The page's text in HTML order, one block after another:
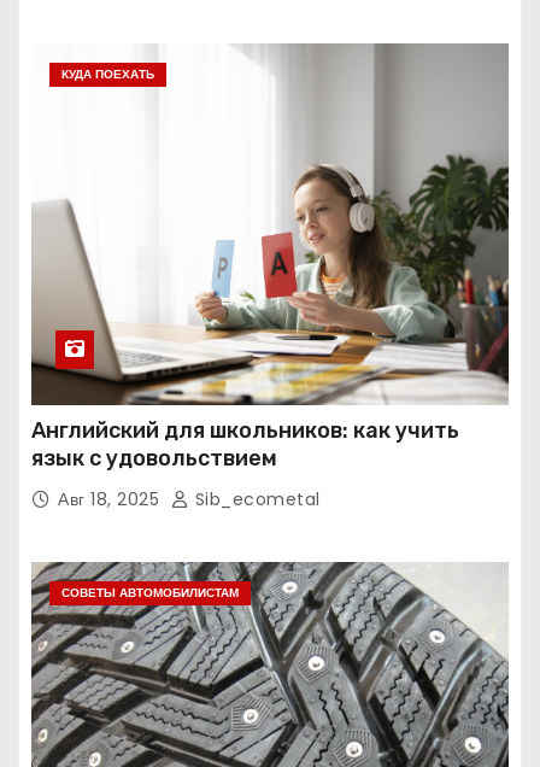
КУДА ПОЕХАТЬ
Английский для школьников: как учить
язык с удовольствием
Авг 18, 2025 Sib_ecometal
СОВЕТЫ АВТОМОБИЛИСТАМ